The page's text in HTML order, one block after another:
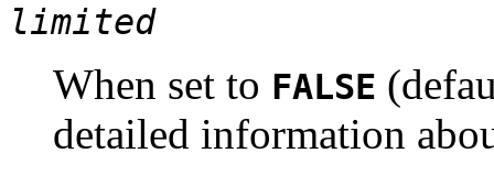
limited
When set to FALSE
detailed information